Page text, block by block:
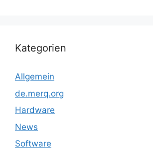
Kategorien
Allgemein
de.merq.org
Hardware
News
Software